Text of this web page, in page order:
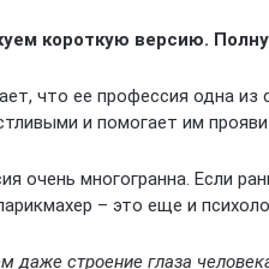
короткую версию.
что ее профессия одна
и помогает им
очень многогранна. Если
– это еще и
даже строение глаза